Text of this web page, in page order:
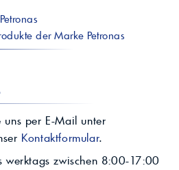
der Marke Petronas
uns per E-Mail unter
Kontaktformular.
werktags zwischen 8:00-17:00